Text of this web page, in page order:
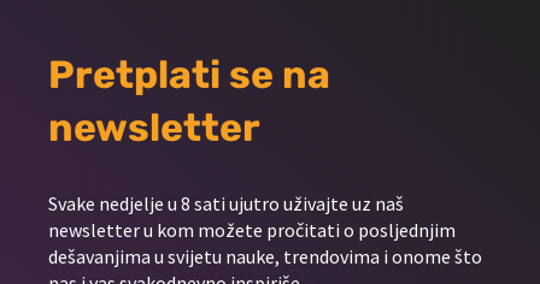
Pretplati se na
newsletter
Svake nedjelje u 8 sati ujutro uživajte uz naš
newsletter u kom možete pročitati o posljednjim
dešavanjima u svijetu nauke, trendovima i onome što